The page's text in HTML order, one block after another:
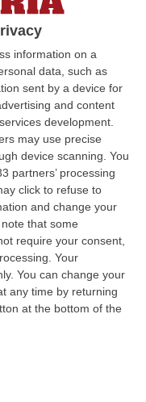
information on a
data, such as
sent by a device for
and content
development.
may use precise
device scanning. You
partners’ processing
click to refuse to
and change your
that some
require your consent,
Your
You can change your
any time by returning
at the bottom of the
di Murone.
del
e i partiti
Ecco i